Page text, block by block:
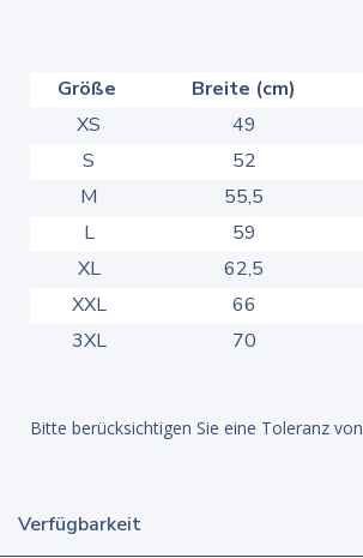
Größe Breite (cm)
XS
49
S
52
M
55,5
L
59
XL
62,5
XXL
66
3XL
70
Bitte berücksichtigen Sie eine Toleranz
Verfügbarkeit